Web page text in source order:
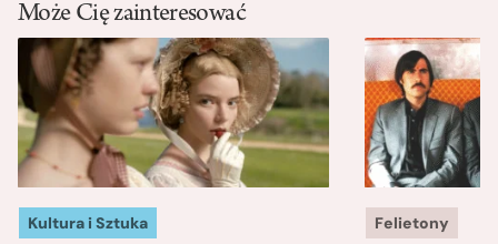
Może Cię zainteresować
Kultura i Sztuka Felietony